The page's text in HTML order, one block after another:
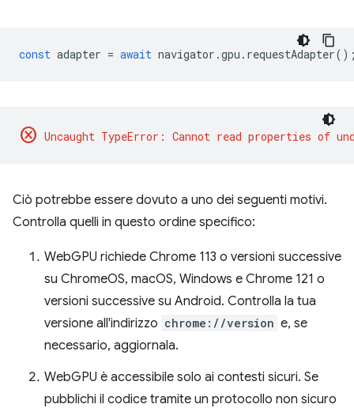
const adapter = await navigator .gpu . requestAdapter
cancel
Ciò potrebbe essere dovuto a uno dei seguenti motivi.
Controlla quelli in questo ordine specifico:
WebGPU richiede Chrome 113 o versioni successive
su ChromeOS, macOS, Windows e Chrome 121 o
versioni successive su Android. Controlla la tua
versione all'indirizzo chrome://version e, se
necessario, aggiornala.
WebGPU è accessibile solo ai contesti sicuri. Se
pubblichi il codice tramite un protocollo non sicuro